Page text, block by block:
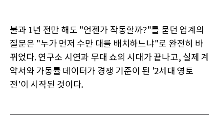
불과 1년 전만 해도 "언젠가 작동할까?"를 묻던 업계의
질문은 "누가 먼저 수만 대를 배치하느냐"로 완전히 바
뀌었다. 연구소 시연과 무대 쇼의 시대가 끝나고, 실제 계
약서와 가동률 데이터가 경쟁 기준이 된 '2세대 영토
전'이 시작된 것이다.